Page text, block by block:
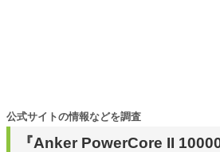
『Anker PowerCore II
公式サイトの情報などを調査